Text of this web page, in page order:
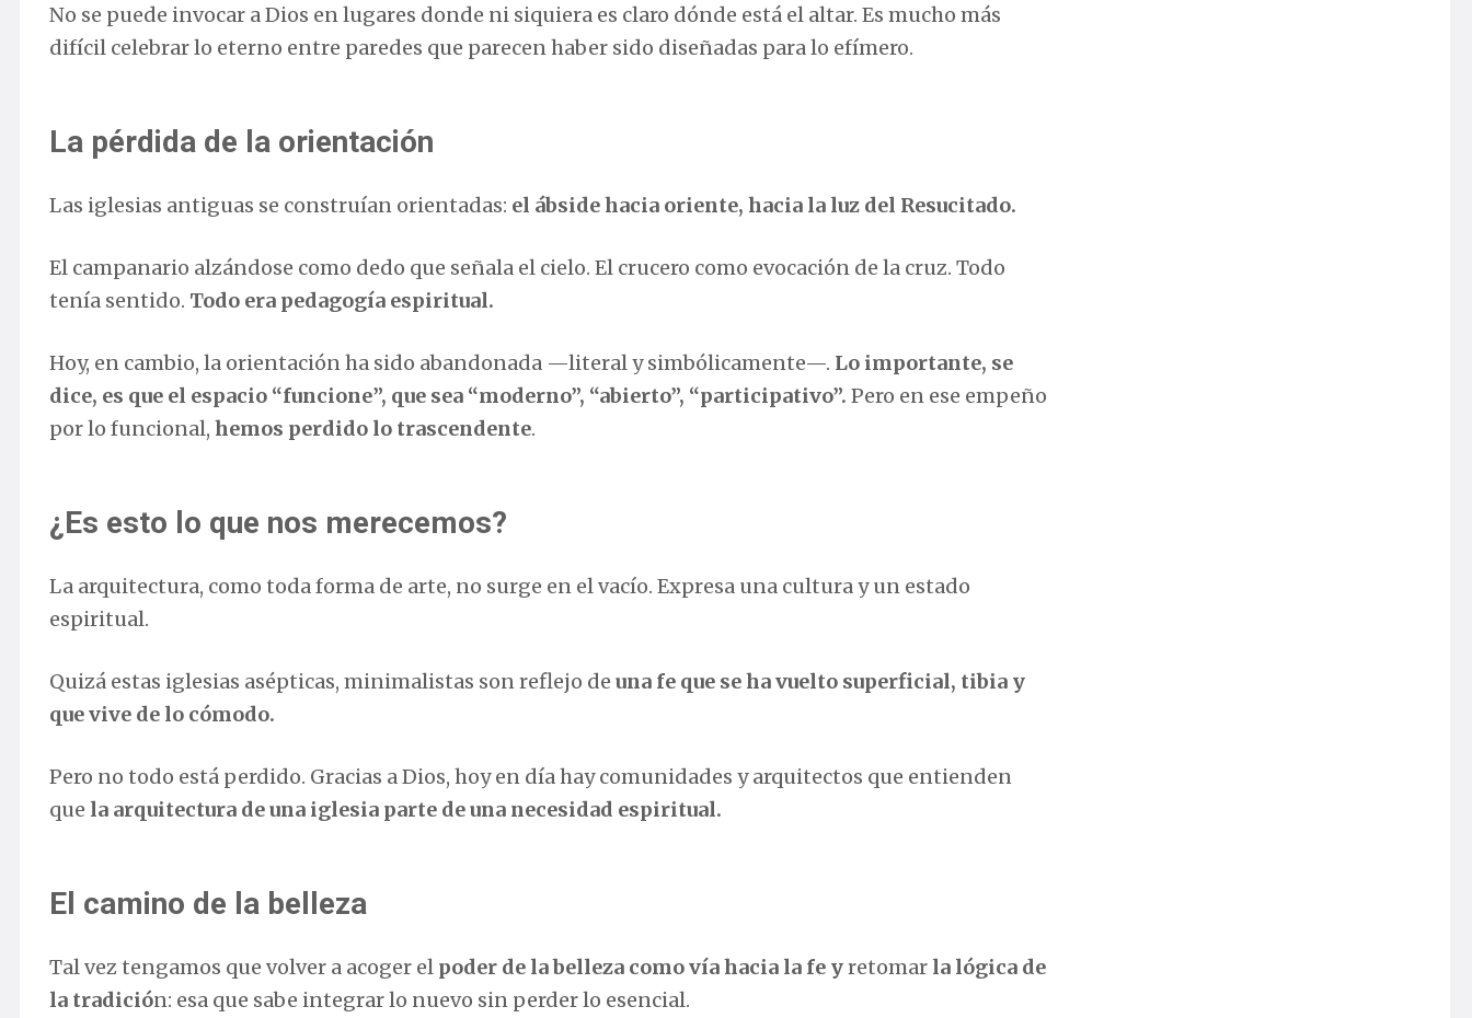
No se puede invocar a Dios en lugares donde ni siquiera es claro dónde está el altar. Es mucho más
difícil celebrar lo eterno entre paredes que parecen haber sido diseñadas para lo efímero.
La pérdida de la orientación
Las iglesias antiguas se construían orientadas: el ábside hacia oriente, hacia la luz del Resucitado.
El campanario alzándose como dedo que señala el cielo. El crucero como evocación de la cruz. Todo
tenía sentido. Todo era pedagogía espiritual.
Hoy, en cambio, la orientación ha sido abandonada —literal y simbólicamente—. Lo importante, se
dice, es que el espacio “funcione”, que sea “moderno”, “abierto”, “participativo”. Pero en ese empeño
por lo funcional, hemos perdido lo trascendente.
¿Es esto lo que nos merecemos?
La arquitectura, como toda forma de arte, no surge en el vacío. Expresa una cultura y un estado
espiritual.
Quizá estas iglesias asépticas, minimalistas son reflejo de una fe que se ha vuelto superficial, tibia y
que vive de lo cómodo.
Pero no todo está perdido. Gracias a Dios, hoy en día hay comunidades y arquitectos que entienden
que la arquitectura de una iglesia parte de una necesidad espiritual.
El camino de la belleza
Tal vez tengamos que volver a acoger el poder de la belleza como vía hacia la fe yretomar la lógica de
la tradición: esa que sabe integrar lo nuevo sin perder lo esencial.